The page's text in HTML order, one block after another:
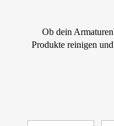
Ob dein
Produkte reinigen